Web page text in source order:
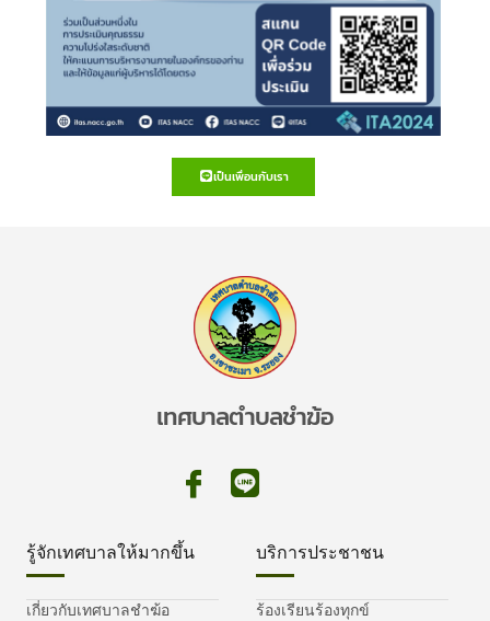
เป็นเพื่อนกับเรา
เทศบาลตำบลชำฆ้อ
รู้จักเทศบาลให้มากขึ้น
เกี่ยวกับเทศบาลชำฆ้อ
บริการประชาชน
ร้องเรียนร้องทุกข์